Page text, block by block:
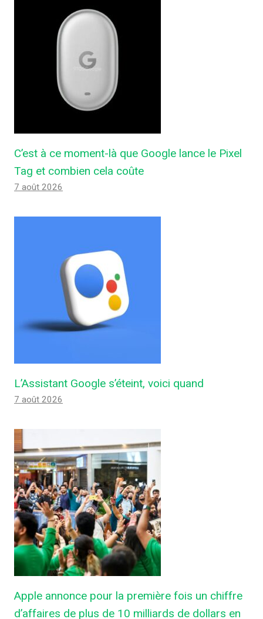
C’est à ce moment-là que Google lance le Pixel
Tag et combien cela coûte
7 août 2026
L’Assistant Google s’éteint, voici quand
7 août 2026
Apple annonce pour la première fois un chiffre
d’affaires de plus de 10 milliards de dollars en